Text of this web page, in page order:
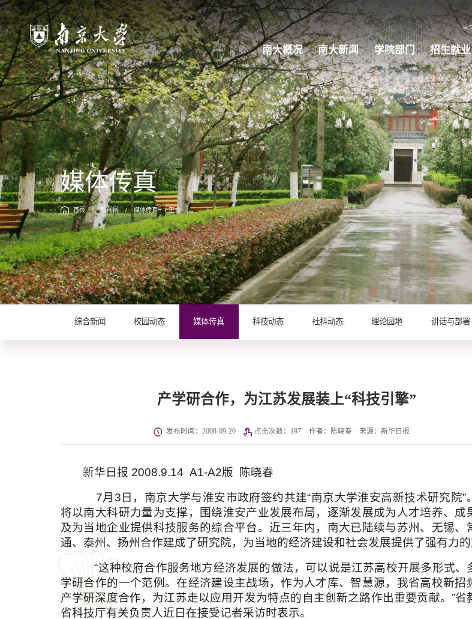
学
南大概况 南大新闻 学院部门 招生就业
媒体传真
首页 / 新闻网 / 媒体传真 / 正文
综合新闻 校园动态 媒体传真 科技动态 社科动态 理论园地 讲话与部署
产学研合作，为江苏发展装上“科技引擎”
发布时间：2008-09-20 点击次数： 197 作者：陈晓春 来源：新华日报
新华日报 2008.9.14 A1-A2版 陈晓春
7月3日，南京大学与淮安市政府签约共建“南京大学淮安高新技术研究院”
将以南大科研力量为支撑，围绕淮安产业发展布局，逐渐发展成为人才培养、成
及为当地企业提供科技服务的综合平台。近三年内，南大已陆续与苏州、无锡、
通、泰州、扬州合作建成了研究院，为当地的经济建设和社会发展提供了强有力的
“这种校府合作服务地方经济发展的做法，可以说是江苏高校开展多形式、
学研合作的一个范例。在经济建设主战场，作为人才库、智慧源，我省高校新招
产学研深度合作，为江苏走以应用开发为特点的自主创新之路作出重要贡献。”省
省科技厅有关负责人近日在接受记者采访时表示。